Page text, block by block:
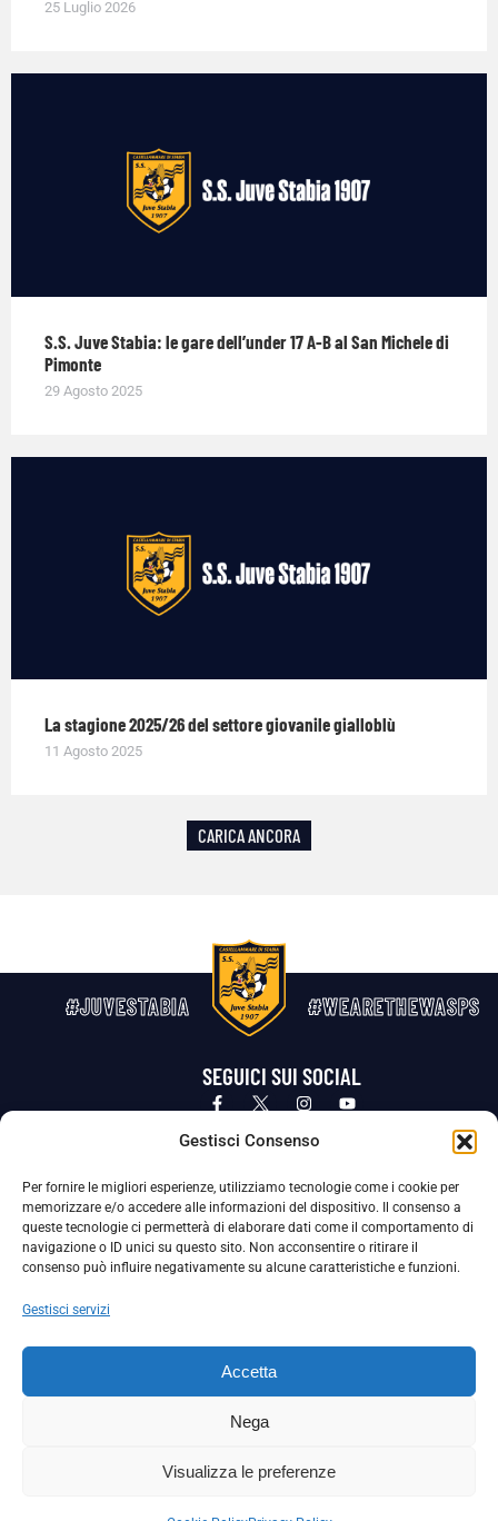
Gestisci Consenso
Per fornire le migliori esperienze, utilizziamo tecnologie come i cookie per
memorizzare e/o accedere alle informazioni del dispositivo. Il consenso a
queste tecnologie ci permetterà di elaborare dati come il comportamento di
navigazione o ID unici su questo sito. Non acconsentire o ritirare il
consenso può influire negativamente su alcune caratteristiche e funzioni.
Gestisci servizi
Accetta
Nega
Visualizza le preferenze
25 Luglio 2026
S.S. Juve Stabia: le gare dell’under 17 A-B al San Michele di
Pimonte
29 Agosto 2025
La stagione 2025/26 del settore giovanile gialloblù
11 Agosto 2025
CARICA ANCORA
#JUVESTABIA #WEARETHEWASPS
SEGUICI SUI SOCIAL
Privacy Policy Cookie Policy
La Società ha nominato il Responsabile della Protezione dei Dati Personali (DPO), figura specializzata che vigila sulle modalità
adottate dalla nostra Società per tutelare i Suoi dati personali.
Per contattare il DPO può scrivere a
La Società ha inoltre adottato un proprio Codice Etico, consultabile al seguente link:
Scarica il Codice Etico